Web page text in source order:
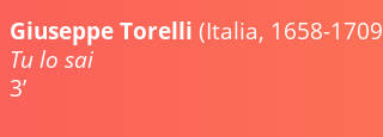
Giuseppe Torelli (Italia, 1658-
Tu lo sai
3’